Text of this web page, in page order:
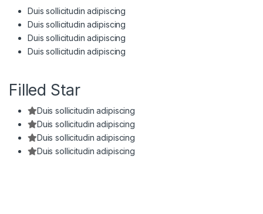
Duis sollicitudin adipiscing
Duis sollicitudin adipiscing
Duis sollicitudin adipiscing
Duis sollicitudin adipiscing
Filled Star
Duis sollicitudin adipiscing
Duis sollicitudin adipiscing
Duis sollicitudin adipiscing
Duis sollicitudin adipiscing